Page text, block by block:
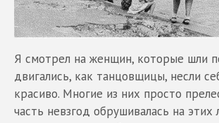
Я смотрел на женщин, которые шли
двигались, как танцовщицы, несли
красиво. Многие из них просто
часть невзгод обрушивалась на этих